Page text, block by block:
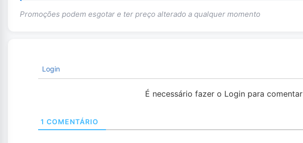
Promoções podem esgotar e ter preço alterado a qualquer momento
Login
É necessário fazer o Login para comentar
1 COMENTÁRIO